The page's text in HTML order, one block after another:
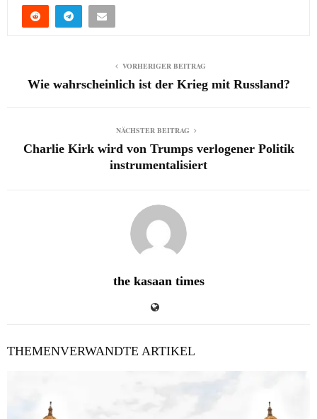
VORHERIGER BEITRAG
Wie wahrscheinlich ist der Krieg mit Russland?
NÄCHSTER BEITRAG
Charlie Kirk wird von Trumps verlogener Politik
instrumentalisiert
the kasaan times
THEMENVERWANDTE ARTIKEL